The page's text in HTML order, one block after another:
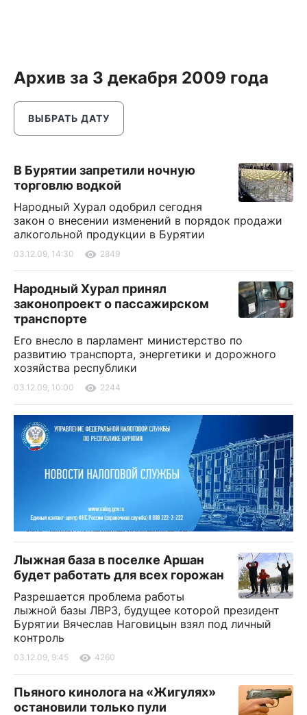
Архив за 3 декабря 2009 года
ВЫБРАТЬ ДАТУ
В Бурятии запретили ночную
торговлю водкой
Народный Хурал одобрил сегодня
закон о внесении изменений в порядок продажи
алкогольной продукции в Бурятии
03.12.09, 14:30 2849
Народный Хурал принял
законопроект о пассажирском
транспорте
Его внесло в парламент министерство по
развитию транспорта, энергетики и дорожного
хозяйства республики
03.12.09, 10:00 2244
Лыжная база в поселке Аршан
будет работать для всех горожан
Разрешается проблема работы
лыжной базы ЛВРЗ, будущее которой президент
Бурятии Вячеслав Наговицын взял под личный
контроль
03.12.09, 9:45 4260
Пьяного кинолога на «Жигулях»
остановили только пули